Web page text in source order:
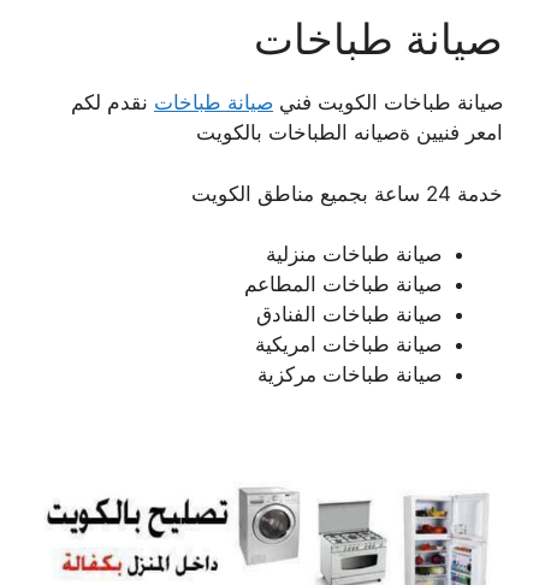
صيانة طباخات
صيانة طباخات الكويت فني صيانة طباخات نقدم لكم
امعر فنيين ةصيانه الطباخات بالكويت
خدمة 24 ساعة بجميع مناطق الكويت
صيانة طباخات منزلية
صيانة طباخات المطاعم
صيانة طباخات الفنادق
صيانة طباخات امريكية
صيانة طباخات مركزية